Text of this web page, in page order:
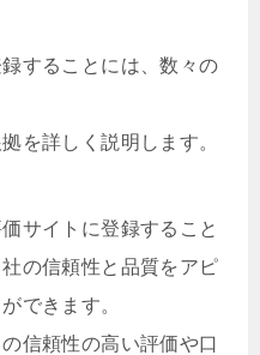
することには、数々の
を詳しく説明します。
サイトに登録すること
の信頼性と品質をアピ
できます。
信頼性の高い評価や口